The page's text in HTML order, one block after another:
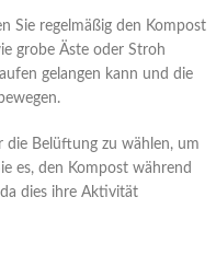
Sie regelmäßig den Kompost
grobe Äste oder Stroh
gelangen kann und die
Belüftung zu wählen, um
es, den Kompost während
dies ihre Aktivität